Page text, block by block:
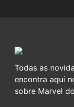
Todas as
encontra aqui
sobre Marvel